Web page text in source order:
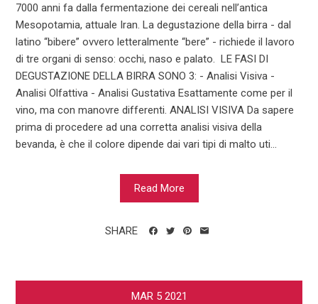
7000 anni fa dalla fermentazione dei cereali nell’antica
Mesopotamia, attuale Iran. La degustazione della birra - dal
latino “bibere” ovvero letteralmente “bere” - richiede il lavoro
di tre organi di senso: occhi, naso e palato. LE FASI DI
DEGUSTAZIONE DELLA BIRRA SONO 3: - Analisi Visiva -
Analisi Olfattiva - Analisi Gustativa Esattamente come per il
vino, ma con manovre differenti. ANALISI VISIVA Da sapere
prima di procedere ad una corretta analisi visiva della
bevanda, è che il colore dipende dai vari tipi di malto uti...
Read More
SHARE
MAR 5 2021